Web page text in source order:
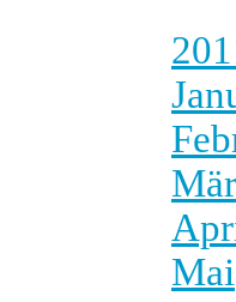
Mai